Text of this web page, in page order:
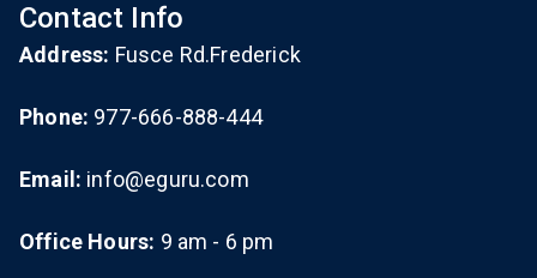
Contact Info
Address: Fusce Rd.Frederick
Phone: 977-666-888-444
Email: info@eguru.com
Office Hours: 9 am - 6 pm